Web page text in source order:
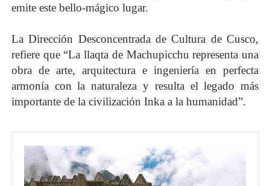
emite este bello-mágico lugar.
La Dirección Desconcentrada de Cultura de Cusco,
refiere que “La llaqta de Machupicchu representa una
obra de arte, arquitectura e ingeniería en perfecta
armonía con la naturaleza y resulta el legado más
importante de la civilización Inka a la humanidad”.